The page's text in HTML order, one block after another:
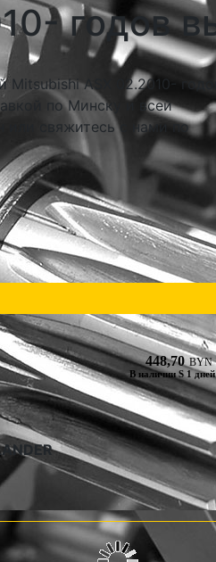
годов
ASX 02.2010- годов
по Минску и всей
или свяжитесь с нами по
В наличии S 1 дней
448,70 BYN